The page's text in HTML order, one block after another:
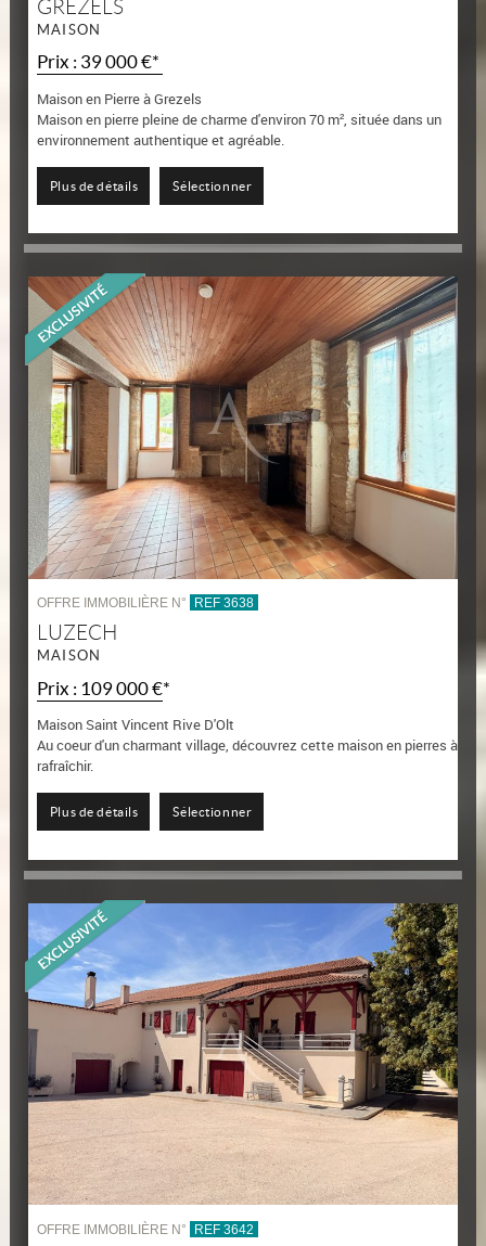
GREZELS
MAISON
Prix : 39 000 €*
Maison en Pierre à Grezels
Maison en pierre pleine de charme d'environ 70 m², située dans un
environnement authentique et agréable.
Elle se compose d'une entrée sur cuisine /...
Plus de détails Sélectionner
OFFRE IMMOBILIÈRE N° REF 3638
LUZECH
MAISON
Prix : 109 000 €*
Maison Saint Vincent Rive D'Olt
Au coeur d'un charmant village, découvrez cette maison en pierres à
rafraîchir.
un...Plus de détails Sélectionner
OFFRE IMMOBILIÈRE N° REF 3642